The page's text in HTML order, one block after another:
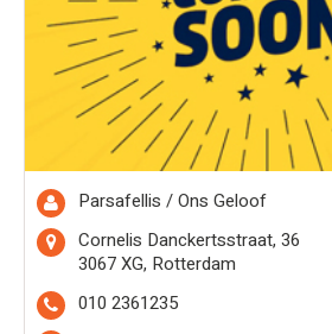
Parsafellis / Ons Geloof
Cornelis Danckertsstraat, 36
3067 XG, Rotterdam
010 2361235